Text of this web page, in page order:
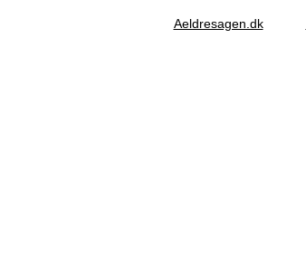
Aeldresagen.dk